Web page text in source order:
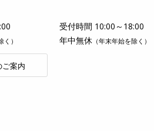
く）
ご案内
受付時間 10:00～18:00
年中無休 （年末年始を除く）